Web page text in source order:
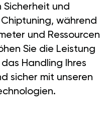
Sicherheit und
während
und Ressourcen
Sie die Leistung
Handling Ihres
sicher mit unseren